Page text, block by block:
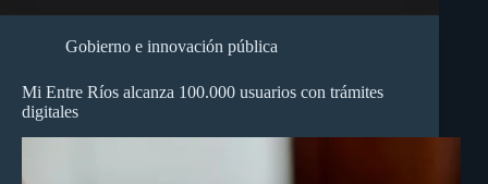
Gobierno e innovación pública
Mi Entre Ríos alcanza 100.000 usuarios con trámites
digitales